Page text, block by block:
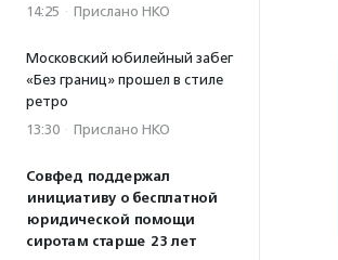
14:25 · Прислано НКО
Московский юбилейный забег
«Без границ» прошел в стиле
ретро
13:30 · Прислано НКО
Совфед поддержал
инициативу о бесплатной
юридической помощи
сиротам старше 23 лет